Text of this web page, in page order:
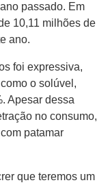
passado. Em
10,11 milhões de
ano.
foi expressiva,
o solúvel,
Apesar dessa
no consumo,
patamar
que teremos um